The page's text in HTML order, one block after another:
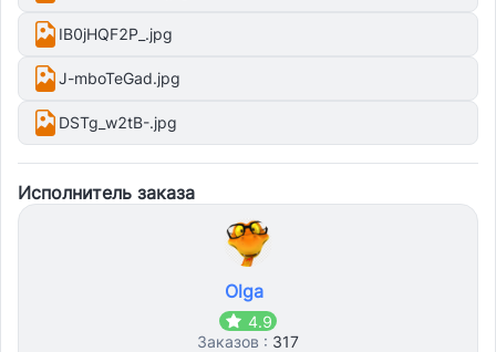
IB0jHQF2P_.jpg
J-mboTeGad.jpg
DSTg_w2tB-.jpg
Исполнитель заказа
Olga
4.9
Заказов : 317